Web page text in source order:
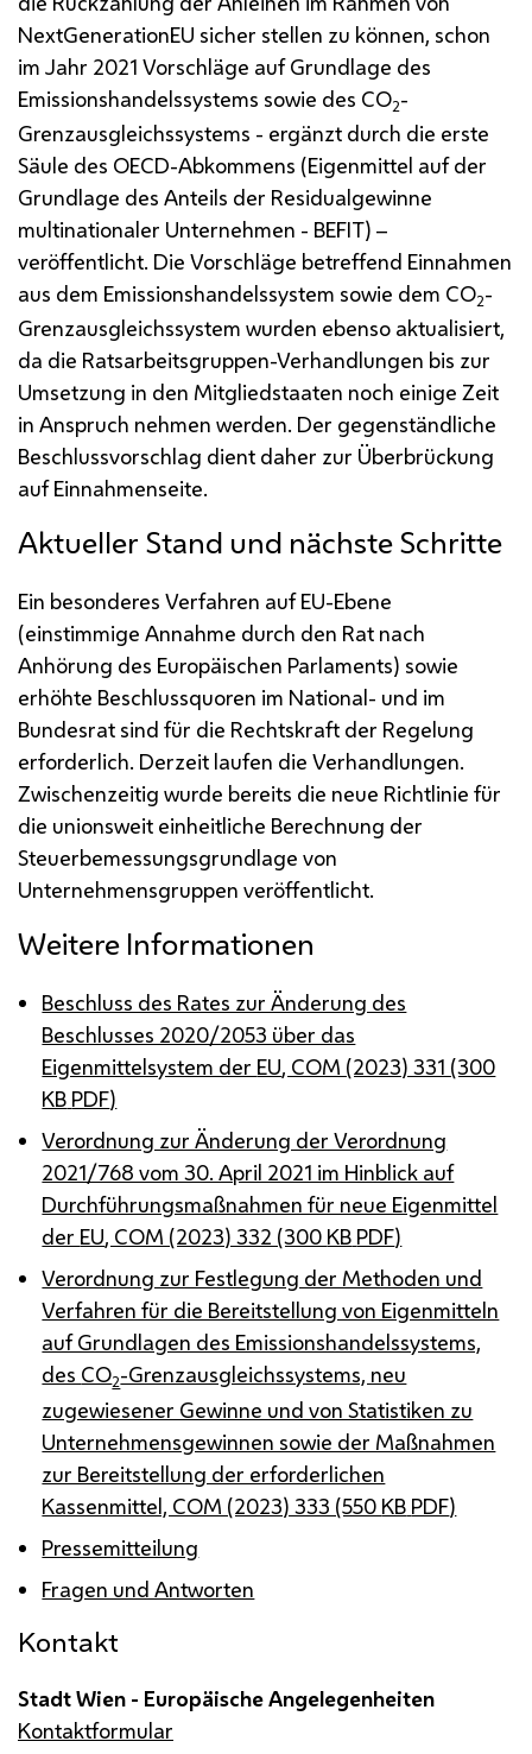
NextGenerationEU sicher stellen zu können, schon
im Jahr 2021 Vorschläge auf Grundlage des
Emissionshandelssystems sowie des CO2-
Grenzausgleichssystems - ergänzt durch die erste
Säule des OECD-Abkommens (Eigenmittel auf der
Grundlage des Anteils der Residualgewinne
multinationaler Unternehmen - BEFIT) –
veröffentlicht. Die Vorschläge betreffend Einnahmen
aus dem Emissionshandelssystem sowie dem CO2-
Grenzausgleichssystem wurden ebenso aktualisiert,
da die Ratsarbeitsgruppen-Verhandlungen bis zur
Umsetzung in den Mitgliedstaaten noch einige Zeit
in Anspruch nehmen werden. Der gegenständliche
Beschlussvorschlag dient daher zur Überbrückung
auf Einnahmenseite.
Aktueller Stand und nächste Schritte
Ein besonderes Verfahren aufEU-Ebene
(einstimmige Annahme durch den Rat nach
Anhörung des Europäischen Parlaments) sowie
erhöhte Beschlussquoren im National- und im
Bundesrat sind für die Rechtskraft der Regelung
erforderlich. Derzeit laufen die Verhandlungen.
Zwischenzeitig wurde bereits die neue Richtlinie für
die unionsweit einheitliche Berechnung der
Steuerbemessungsgrundlage von
Unternehmensgruppen veröffentlicht.
Weitere Informationen
Beschluss des Rates zur Änderung des
Beschlusses 2020/2053 über das
Eigenmittelsystem der EU, COM (2023) 331 (300
KB PDF)
Verordnung zur Änderung der Verordnung
2021/768 vom 30. April 2021 im Hinblick auf
Durchführungsmaßnahmen für neue Eigenmittel
der EU, COM (2023) 332 (300 KB PDF)
Verordnung zur Festlegung der Methoden und
Verfahren für die Bereitstellung von Eigenmitteln
auf Grundlagen des Emissionshandelssystems,
des CO2-Grenzausgleichssystems, neu
zugewiesener Gewinne und von Statistiken zu
Unternehmensgewinnen sowie der Maßnahmen
zur Bereitstellung der erforderlichen
Kassenmittel, COM (2023) 333 (550 KB PDF)
Pressemitteilung
Fragen und Antworten
Kontakt
Stadt Wien - Europäische Angelegenheiten
Kontaktformular